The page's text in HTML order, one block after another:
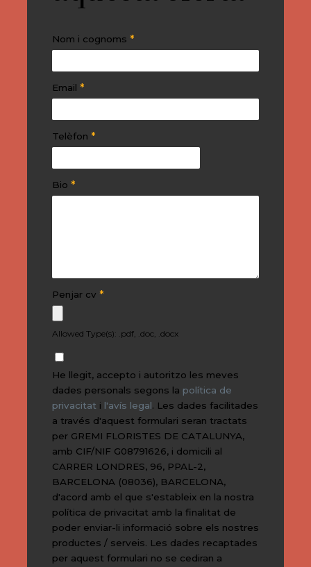
Nom i cognoms *
Email *
Telèfon *
Bio *
Penjar cv *
Allowed Type(s): .pdf, .doc, .docx
He llegit, accepto i autoritzo les meves
dades personals segons la política de
privacitat i l'avís legal. Les dades facilitades
a través d'aquest formulari seran tractats
per GREMI FLORISTES DE CATALUNYA,
amb CIF/NIF G08791626, i domicili al
CARRER LONDRES, 96, PPAL-2,
BARCELONA (08036), BARCELONA,
d'acord amb el que s'estableix en la nostra
política de privacitat amb la finalitat de
poder enviar-li informació sobre els nostres
productes / serveis. Les dades recaptades
per aquest formulari no se cediran a